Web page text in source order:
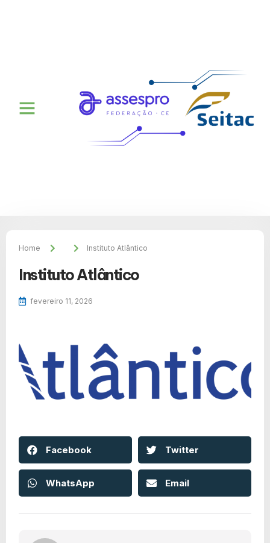
Home Instituto Atlântico
Instituto Atlântico
fevereiro 11, 2026
Facebook Twitter
WhatsApp Email